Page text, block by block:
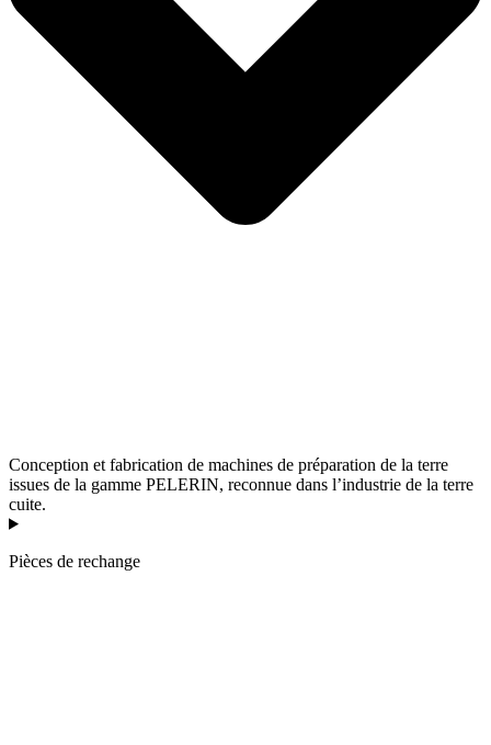
Conception et fabrication de machines de préparation de la terre
issues de la gamme PELERIN, reconnue dans l’industrie de la terre
cuite.
Pièces de rechange